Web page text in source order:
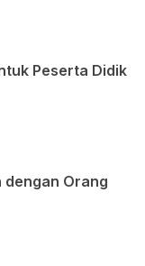
Peserta Didik
dengan Orang